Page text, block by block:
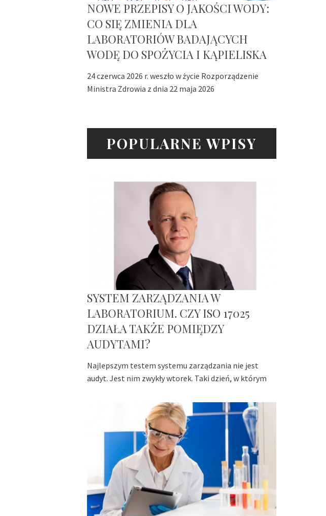
NOWE PRZEPISY O JAKOŚCI WODY:
CO SIĘ ZMIENIA DLA
LABORATORIÓW BADAJĄCYCH
WODĘ DO SPOŻYCIA I KĄPIELISKA
24 czerwca 2026 r. weszło w życie Rozporządzenie
Ministra Zdrowia z dnia 22 maja 2026
POPULARNE WPISY
SYSTEM ZARZĄDZANIA W
LABORATORIUM. CZY ISO 17025
DZIAŁA TAKŻE POMIĘDZY
AUDYTAMI?
Najlepszym testem systemu zarządzania nie jest
audyt. Jest nim zwykły wtorek. Taki dzień, w którym